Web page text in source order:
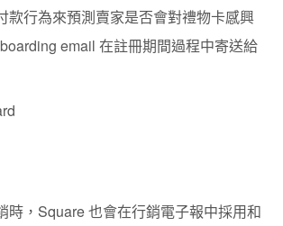
款行為來預測賣家是否會對禮物卡感興
email 在註冊期間過程中寄送給
時，Square 也會在行銷電子報中採用和